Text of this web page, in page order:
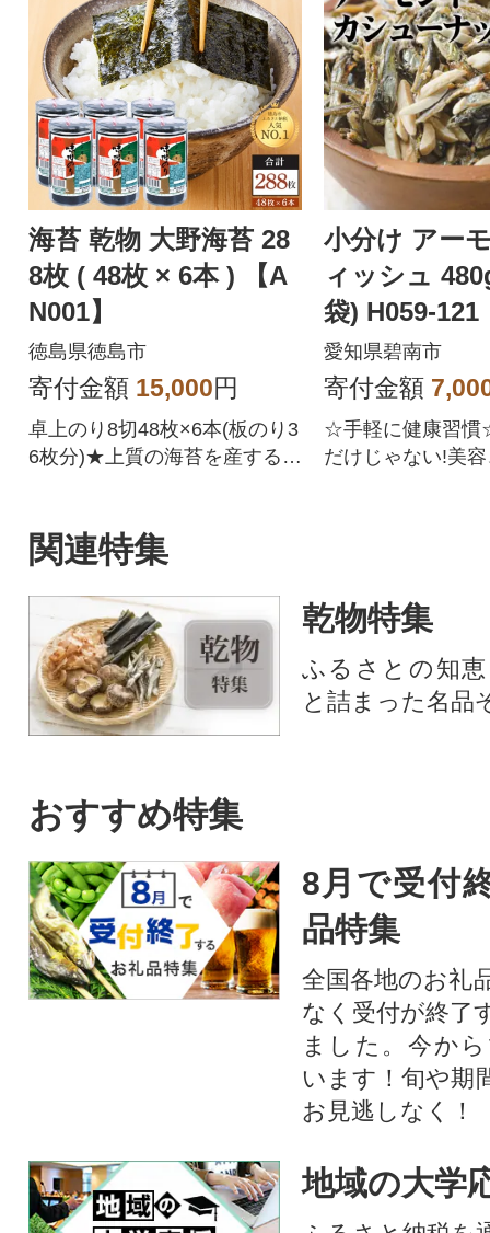
海苔 乾物 大野海苔 28
8枚 ( 48枚 × 6本 ) 【A
N001】
徳島県徳島市
寄付金額 15,000円
卓上のり8切48枚×6本(板のり3
6枚分)★上質の海苔を産するこ
厳選いたしました。
小分け アー
ィッシュ 480g(16g×30
袋) H059-121
愛知県碧南市
寄付金額
☆手軽に健康習慣
だけじゃない!美
関連特集
乾物特集
ふるさとの知
と詰まった名品
おすすめ特集
8月で受付
品特集
全国各地のお礼
なく受付が終了
ました。今か
います！旬や期
お見逃しなく！
地域の大学